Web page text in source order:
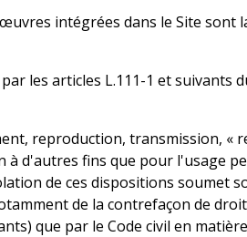
intégrées dans le Site sont
les articles L.111-1 et suivants
reproduction, transmission, «
d'autres fins que pour l'usage
de ces dispositions soumet
de la contrefaçon de
que par le Code civil en